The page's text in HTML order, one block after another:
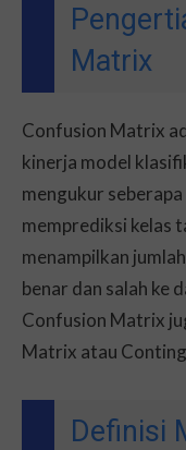
Matrix
Confusion Matrix
kinerja model
mengukur
memprediksi kelas
menampilkan
benar dan salah ke
Confusion Matrix
Matrix atau
Definisi